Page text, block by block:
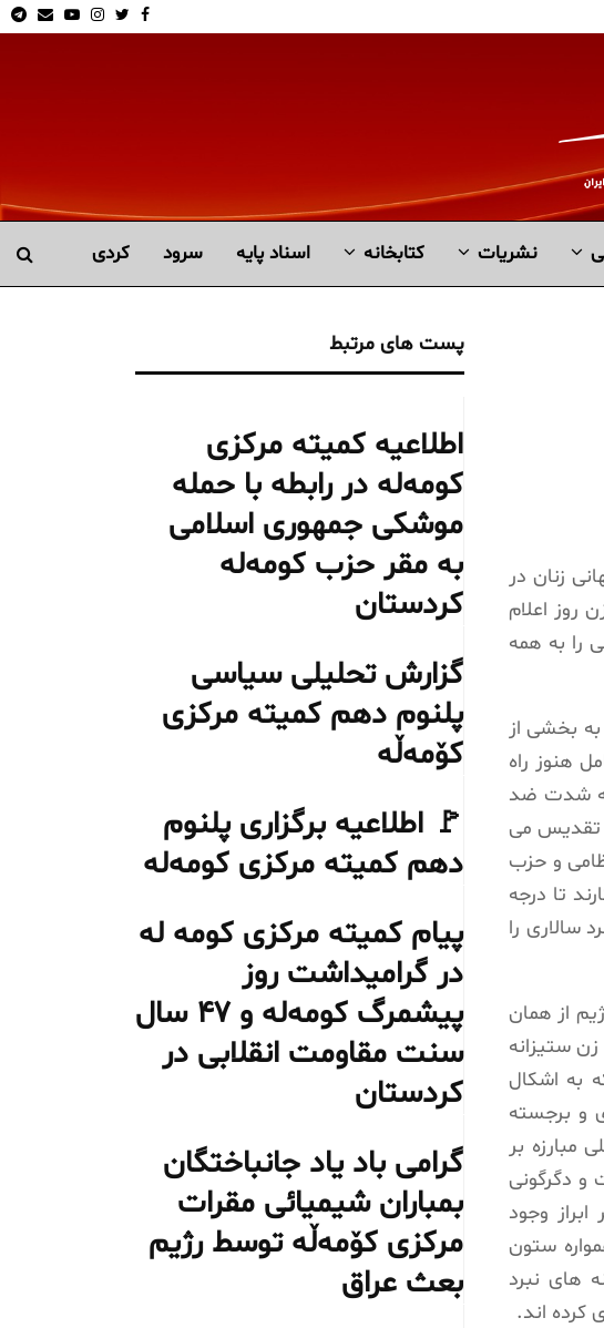
Facebook
Twitter
Instagram
Youtube
Email
نشریات کتابخانە اسناد پایه سرود کردی
زنان در
روز اعلام
را به همه
به بخشی از
هنوز راه
به شدت ضد
تقدیس می
و حزب
تا درجه
سالارى را
از همان
ستیزانه
به اشکال
و برجسته
مبارزه بر
و دگرگونی
وجود
ستون
های نبرد
کرده اند.
پست های مرتبط
اطلاعیه کمیته مرکزی
کومه‌له در رابطه با حمله
موشکی جمهوری اسلامی
به مقر حزب کومه‌له
کردستان
گزارش تحلیلی سیاسی
پلنوم دهم کمیته مرکزی
کۆمەڵە
🚩 اطلاعیه برگزاری پلنوم
دهم کمیته مرکزی کومەلە
پیام کمیته مرکزی کومه له
در گرامیداشت روز
پیشمرگ کومه‌له و ۴۷ سال
سنت مقاومت انقلابی در
کردستان
گرامی باد یاد جانباختگان
بمباران شیمیائی مقرات
مرکزی کۆمەڵە توسط رژیم
بعث عراق